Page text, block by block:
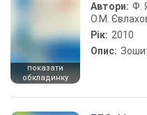
показати
обкладинку
Автори: Ф.
О.М.
Рік: 2010
Опис: